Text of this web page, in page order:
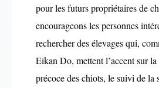
pour les futurs propriétaires de
encourageons les personnes
rechercher des élevages qui,
Eikan Do, mettent l’accent sur
précoce des chiots, le suivi de la